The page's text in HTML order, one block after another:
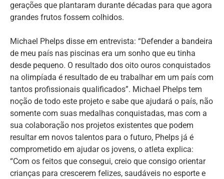
gerações que plantaram durante décadas para que agora
grandes frutos fossem colhidos.
Michael Phelps disse em entrevista: “Defender a bandeira
de meu país nas piscinas era um sonho que eu tinha
desde pequeno. O resultado dos oito ouros conquistados
na olimpíada é resultado de eu trabalhar em um país com
tantos profissionais qualificados”. Michael Phelps tem
noção de todo este projeto e sabe que ajudará o país, não
somente com suas medalhas conquistadas, mas com a
sua colaboração nos projetos existentes que podem
resultar em novos talentos para o futuro, Phelps já é
comprometido em ajudar os jovens, o atleta explica:
“Com os feitos que consegui, creio que consigo orientar
crianças para crescerem felizes, saudáveis no esporte e